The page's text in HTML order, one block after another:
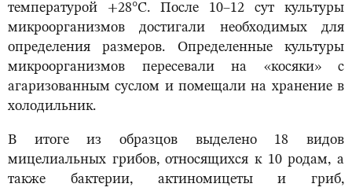
температурой +28°С. После 10–12 сут культуры
микроорганизмов достигали необходимых для
определения размеров. Определенные культуры
микроорганизмов пересевали на «косяки» с
агаризованным суслом и помещали на хранение в
холодильник.
В итоге из образцов выделено 18 видов
мицелиальных грибов, относящихся к 10 родам, а
также бактерии, актиномицеты и гриб,